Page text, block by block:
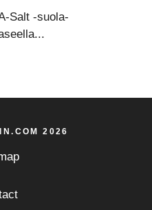
Salt -suola-
2026